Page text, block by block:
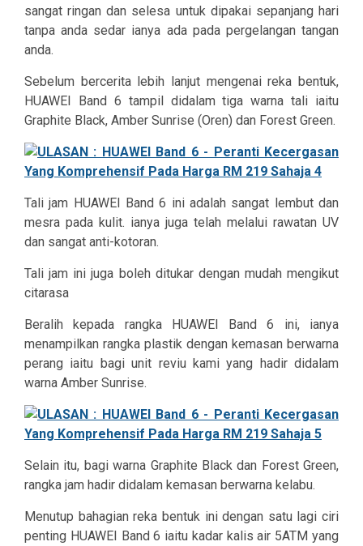
sangat ringan dan selesa untuk dipakai sepanjang hari
tanpa anda sedar ianya ada pada pergelangan tangan
anda.
Sebelum bercerita lebih lanjut mengenai reka bentuk,
HUAWEI Band 6 tampil didalam tiga warna tali iaitu
Graphite Black, Amber Sunrise (Oren) dan Forest Green.
Tali jam HUAWEI Band 6 ini adalah sangat lembut dan
mesra pada kulit. ianya juga telah melalui rawatan UV
dan sangat anti-kotoran.
Tali jam ini juga boleh ditukar dengan mudah mengikut
citarasa
Beralih kepada rangka HUAWEI Band 6 ini, ianya
menampilkan rangka plastik dengan kemasan berwarna
perang iaitu bagi unit reviu kami yang hadir didalam
warna Amber Sunrise.
Selain itu, bagi warna Graphite Black dan Forest Green,
rangka jam hadir didalam kemasan berwarna kelabu.
Menutup bahagian reka bentuk ini dengan satu lagi ciri
penting HUAWEI Band 6 iaitu kadar kalis air 5ATM yang